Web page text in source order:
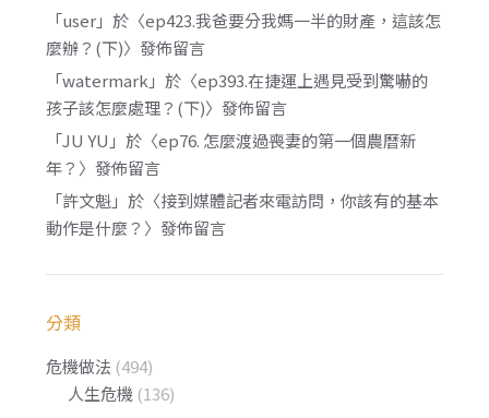
「user」於〈ep423.我爸要分我媽一半的財產，這該怎
麼辦？(下)〉發佈留言
「watermark 」於〈ep393.在捷運上遇見受到驚嚇的
孩子該怎麼處理？(下)〉發佈留言
「JU YU 」於〈ep76. 怎麼渡過喪妻的第一個農曆新
年？ 〉發佈留言
「許文魁」於〈接到媒體記者來電訪問，你該有的基本
動作是什麼？ 〉發佈留言
分類
危機做法 (494)
人生危機 (136)